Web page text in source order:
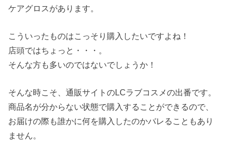
ケアグロスがあります。
こういったものはこっそり購入したいですよね！
店頭ではちょっと・・・。
そんな方も多いのではないでしょうか！
そんな時こそ、通販サイトのLCラブコスメの出番です。
商品名が分からない状態で購入することができるので、
お届けの際も誰かに何を購入したのかバレることもあり
ません。